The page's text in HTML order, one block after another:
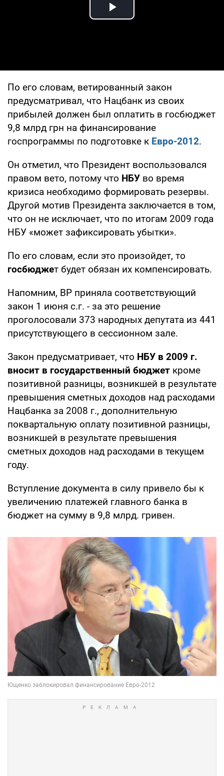
Play Video
По его словам, ветированный закон
предусматривал, что Нацбанк из своих
прибылей должен был оплатить в госбюджет
9,8 млрд грн на финансирование
госпрограммы по подготовке к Евро-2012.
Он отметил, что Президент воспользовался
правом вето, потому что НБУ во время
кризиса необходимо формировать резервы.
Другой мотив Президента заключается в том,
что он не исключает, что по итогам 2009 года
НБУ «может зафиксировать убытки».
По его словам, если это произойдет, то
госбюджет будет обязан их компенсировать.
Напомним, ВР приняла соответствующий
закон 1 июня с.г. - за это решение
проголосовали 373 народных депутата из 441
присутствующего в сессионном зале.
Закон предусматривает, что НБУ в 2009 г.
вносит в государственный бюджет кроме
позитивной разницы, возникшей в результате
превышения сметных доходов над расходами
Нацбанка за 2008 г., дополнительную
поквартальную оплату позитивной разницы,
возникшей в результате превышения
сметных доходов над расходами в текущем
году.
Вступление документа в силу привело бы к
увеличению платежей главного банка в
бюджет на сумму в 9,8 млрд. гривен.